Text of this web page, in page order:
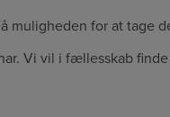
muligheden for at tage
Vi vil i fællesskab